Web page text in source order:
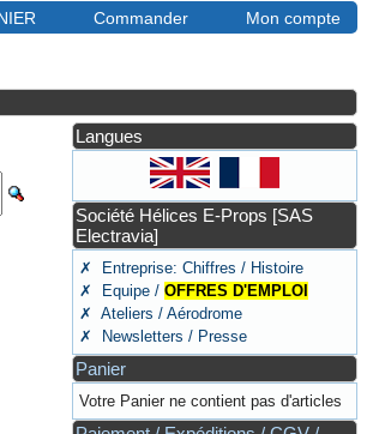
Commander Mon compte
Langues
Société Hélices E-Props [SAS
Electravia]
✗ Entreprise: Chiffres / Histoire
✗ Equipe /OFFRES D'EMPLOI
✗ Ateliers / Aérodrome
✗ Newsletters / Presse
Panier
Votre Panier ne contient pas d'articles